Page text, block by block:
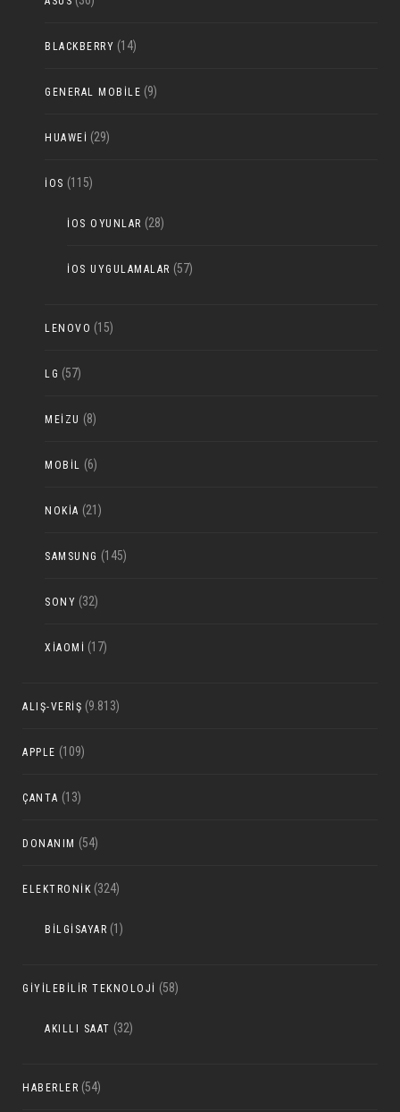
BLACKBERRY (14)
GENERAL MOBILE (9)
HUAWEI (29)
IOS (115)
IOS OYUNLAR (28)
IOS UYGULAMALAR (57)
LENOVO (15)
LG (57)
MEIZU (8)
MOBIL (6)
NOKIA (21)
SAMSUNG (145)
SONY (32)
XIAOMI (17)
ALIŞ-VERIŞ (9.813)
APPLE (109)
ÇANTA (13)
DONANIM (54)
ELEKTRONIK (324)
BILGISAYAR (1)
GIYILEBILIR TEKNOLOJI (58)
AKILLI SAAT (32)
HABERLER (54)